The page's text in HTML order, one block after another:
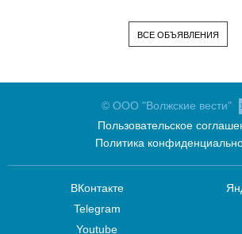
ВСЕ ОБЪЯВЛЕНИЯ
© ООО "Волжские вести"
Пользовательское
Политика
ВКонтакте
Telegram
Youtube